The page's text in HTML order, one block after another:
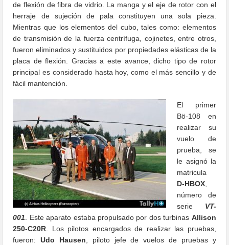
de flexión de fibra de vidrio. La manga y el eje de rotor con el
herraje de sujeción de pala constituyen una sola pieza.
Mientras que los elementos del cubo, tales como: elementos
de transmisión de la fuerza centrífuga, cojinetes, entre otros,
fueron eliminados y sustituidos por propiedades elásticas de la
placa de flexión. Gracias a este avance, dicho tipo de rotor
principal es considerado hasta hoy, como el más sencillo y de
fácil mantención.
El primer
Bö-108 en
realizar su
vuelo de
prueba, se
le asignó la
matricula
D-HBOX,
número de
serie VT-
001. Este aparato estaba propulsado por dos turbinas Allison
250-C20R. Los pilotos encargados de realizar las pruebas,
fueron: Udo Hausen, piloto jefe de vuelos de pruebas y